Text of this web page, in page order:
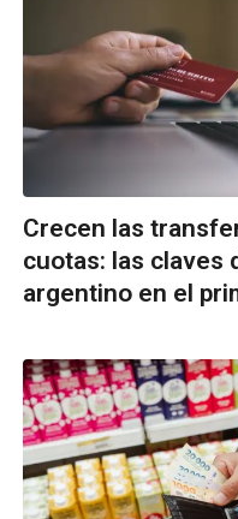
Crecen las
cuotas: las claves
argentino en el